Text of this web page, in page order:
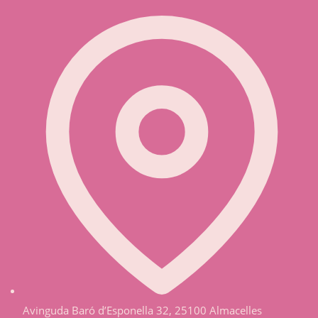
Avinguda Baró d’Esponella 32, 25100 Almacelles